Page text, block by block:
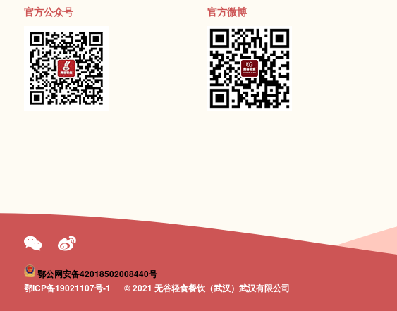
官方公众号 官方微博
鄂公网安备42018502008440号
鄂ICP备19021107号-1
© 2021 无谷轻食餐饮（武汉）武汉有限公司